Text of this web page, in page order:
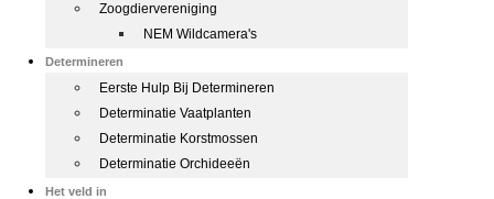
Zoogdiervereniging
NEM Wildcamera's
Determineren
Eerste Hulp Bij Determineren
Determinatie Vaatplanten
Determinatie Korstmossen
Determinatie Orchideeën
Het veld in